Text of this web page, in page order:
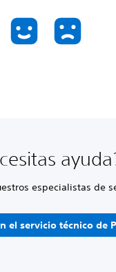
especialistas de
el servicio técnico de